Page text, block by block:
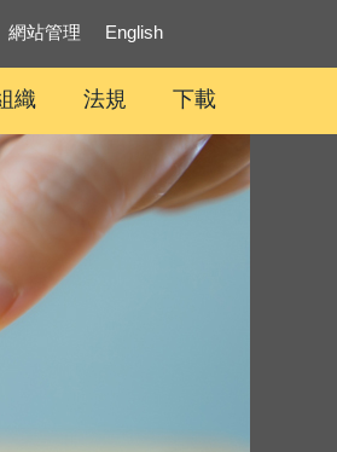
網站管理 English
織 法規 下載